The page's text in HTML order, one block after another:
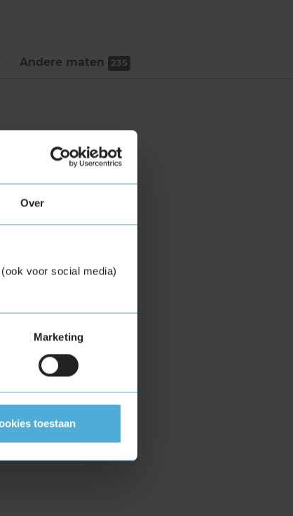
Over
voor social media)
Marketing
toestaan
Andere maten 235